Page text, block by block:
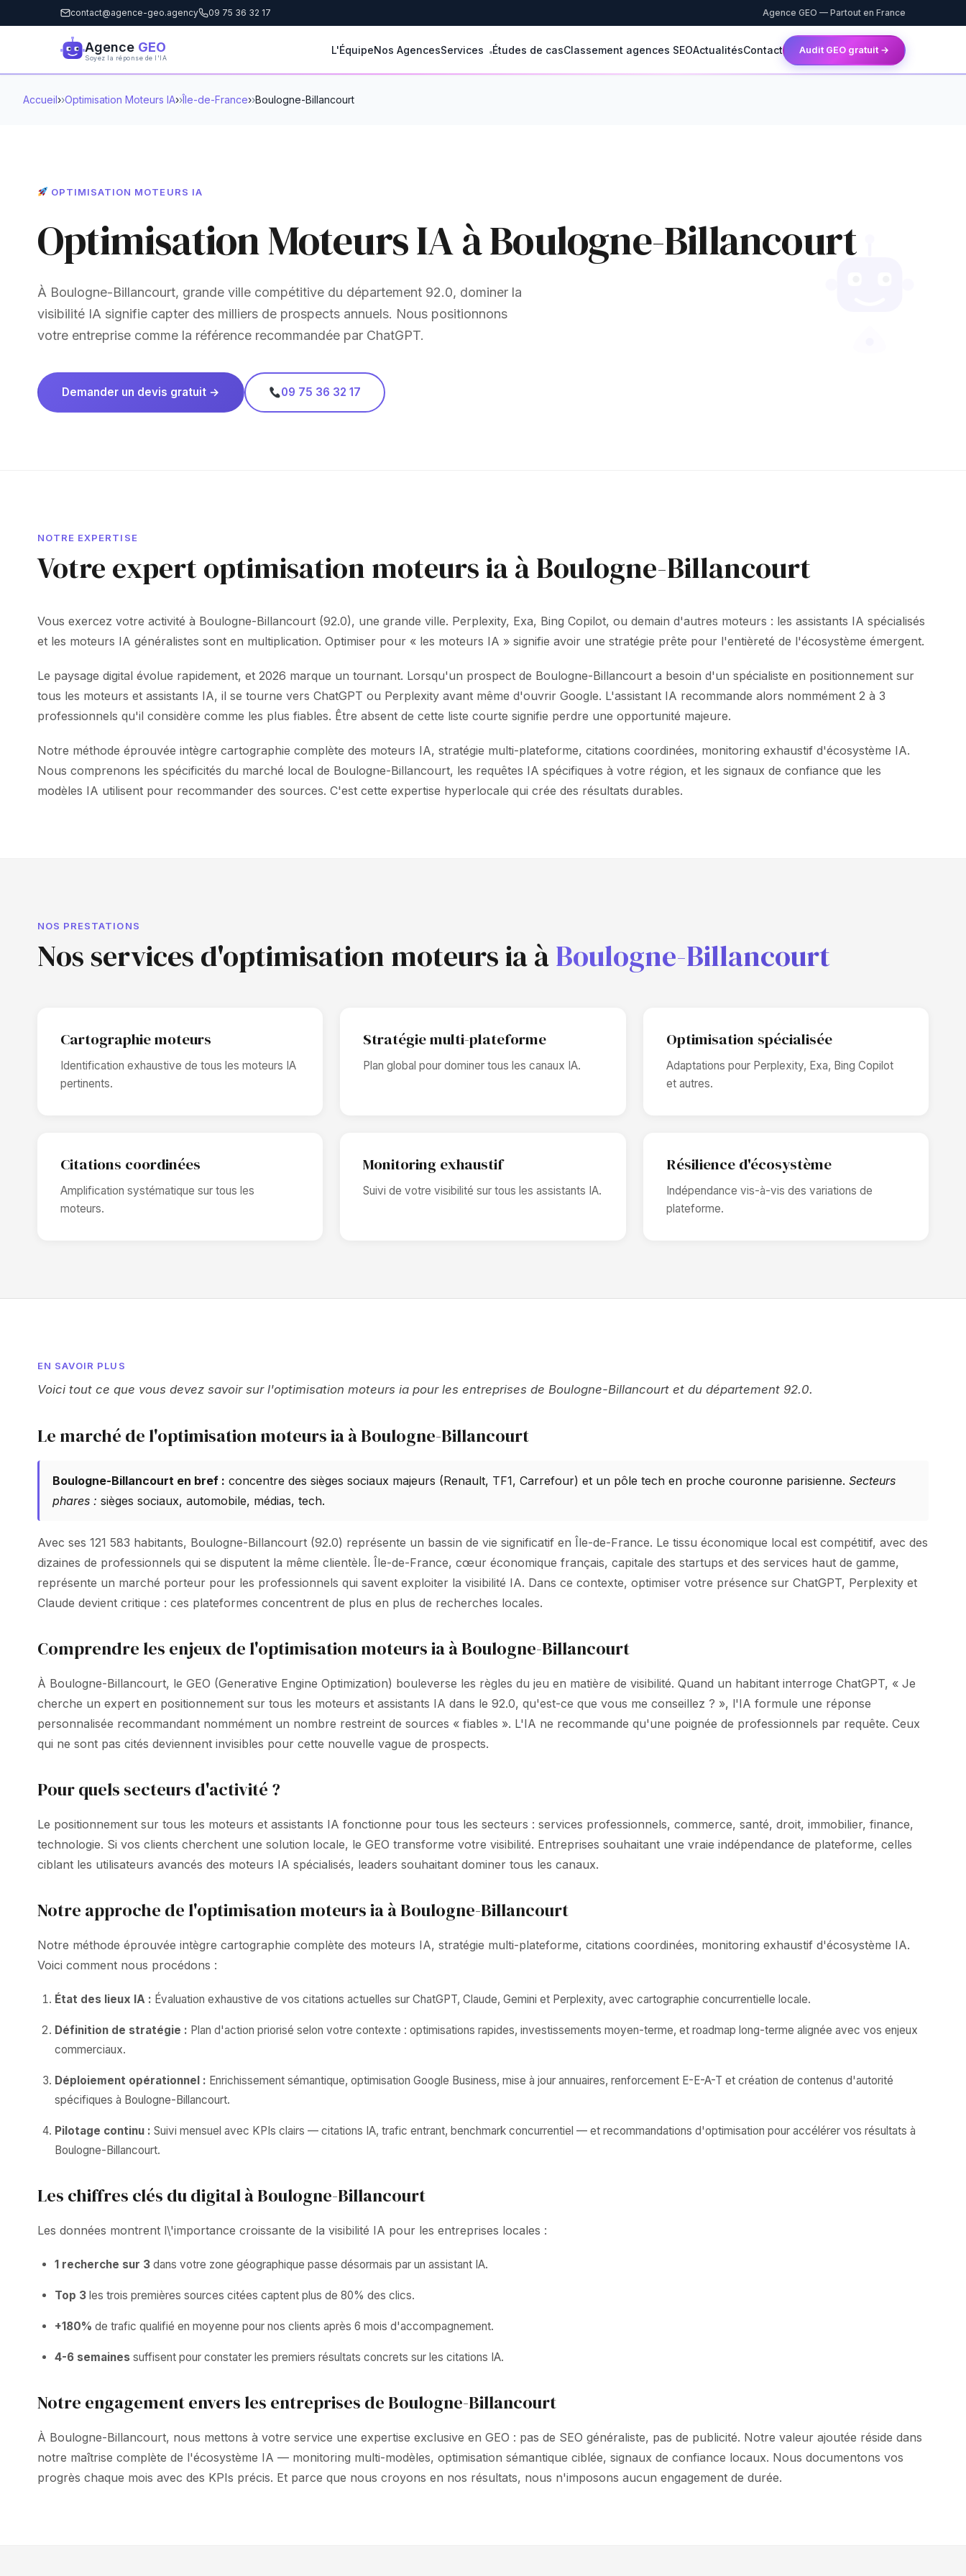
contact@agence-geo.agency 09 75 36 32 17 Agence GEO — Partout en France
Agence GEO
Soyez la réponse de l'IA
L'ÉquipeNos AgencesServices Études de casClassement agences SEOActualitésContact Audit GEO gratuit →
Accueil› Optimisation Moteurs IA› Île-de-France› Boulogne-Billancourt
OPTIMISATION MOTEURS IA
Optimisation Moteurs IA à Boulogne-Billancourt
À Boulogne-Billancourt, grande ville compétitive du département 92.0, dominer la
visibilité IA signifie capter des milliers de prospects annuels. Nous positionnons
votre entreprise comme la référence recommandée par ChatGPT.
Demander un devis gratuit → 09 75 36 32 17
NOTRE EXPERTISE
Votre expert optimisation moteurs ia à Boulogne-Billancourt
Vous exercez votre activité à Boulogne-Billancourt (92.0), une grande ville. Perplexity, Exa, Bing Copilot, ou demain d'autres moteurs : les assistants IA spécialisés
et les moteurs IA généralistes sont en multiplication. Optimiser pour « les moteurs IA » signifie avoir une stratégie prête pour l'entièreté de l'écosystème émergent.
Le paysage digital évolue rapidement, et 2026 marque un tournant. Lorsqu'un prospect de Boulogne-Billancourt a besoin d'un spécialiste en positionnement sur
tous les moteurs et assistants IA, il se tourne vers ChatGPT ou Perplexity avant même d'ouvrir Google. L'assistant IA recommande alors nommément 2 à 3
professionnels qu'il considère comme les plus fiables. Être absent de cette liste courte signifie perdre une opportunité majeure.
Notre méthode éprouvée intègre cartographie complète des moteurs IA, stratégie multi-plateforme, citations coordinées, monitoring exhaustif d'écosystème IA.
Nous comprenons les spécificités du marché local de Boulogne-Billancourt, les requêtes IA spécifiques à votre région, et les signaux de confiance que les
modèles IA utilisent pour recommander des sources. C'est cette expertise hyperlocale qui crée des résultats durables.
NOS PRESTATIONS
Nos services d'optimisation moteurs ia àBoulogne-Billancourt
Cartographie moteurs
Identification exhaustive de tous les moteurs IA
pertinents.
Stratégie multi-plateforme
Plan global pour dominer tous les canaux IA.
Optimisation spécialisée
Adaptations pour Perplexity, Exa, Bing Copilot
et autres.
Citations coordinées
Amplification systématique sur tous les
moteurs.
Monitoring exhaustif
Suivi de votre visibilité sur tous les assistants IA.
Résilience d'écosystème
Indépendance vis-à-vis des variations de
plateforme.
EN SAVOIR PLUS
Voici tout ce que vous devez savoir sur l'optimisation moteurs ia pour les entreprises de Boulogne-Billancourt et du département 92.0.
Le marché de l'optimisation moteurs ia à Boulogne-Billancourt
Boulogne-Billancourt en bref : concentre des sièges sociaux majeurs (Renault, TF1, Carrefour) et un pôle tech en proche couronne parisienne. Secteurs
phares : sièges sociaux, automobile, médias, tech.
Avec ses 121 583 habitants, Boulogne-Billancourt (92.0) représente un bassin de vie significatif en Île-de-France. Le tissu économique local est compétitif, avec des
dizaines de professionnels qui se disputent la même clientèle. Île-de-France, cœur économique français, capitale des startups et des services haut de gamme,
représente un marché porteur pour les professionnels qui savent exploiter la visibilité IA. Dans ce contexte, optimiser votre présence sur ChatGPT, Perplexity et
Claude devient critique : ces plateformes concentrent de plus en plus de recherches locales.
Comprendre les enjeux de l'optimisation moteurs ia à Boulogne-Billancourt
À Boulogne-Billancourt, le GEO (Generative Engine Optimization) bouleverse les règles du jeu en matière de visibilité. Quand un habitant interroge ChatGPT, « Je
cherche un expert en positionnement sur tous les moteurs et assistants IA dans le 92.0, qu'est-ce que vous me conseillez ? », l'IA formule une réponse
personnalisée recommandant nommément un nombre restreint de sources « fiables ». L'IA ne recommande qu'une poignée de professionnels par requête. Ceux
qui ne sont pas cités deviennent invisibles pour cette nouvelle vague de prospects.
Pour quels secteurs d'activité ?
Le positionnement sur tous les moteurs et assistants IA fonctionne pour tous les secteurs : services professionnels, commerce, santé, droit, immobilier, finance,
technologie. Si vos clients cherchent une solution locale, le GEO transforme votre visibilité. Entreprises souhaitant une vraie indépendance de plateforme, celles
ciblant les utilisateurs avancés des moteurs IA spécialisés, leaders souhaitant dominer tous les canaux.
Notre approche de l'optimisation moteurs ia à Boulogne-Billancourt
Notre méthode éprouvée intègre cartographie complète des moteurs IA, stratégie multi-plateforme, citations coordinées, monitoring exhaustif d'écosystème IA.
Voici comment nous procédons :
État des lieux IA : Évaluation exhaustive de vos citations actuelles sur ChatGPT, Claude, Gemini et Perplexity, avec cartographie concurrentielle locale.
Définition de stratégie : Plan d'action priorisé selon votre contexte : optimisations rapides, investissements moyen-terme, et roadmap long-terme alignée avec vos enjeux
commerciaux.
Déploiement opérationnel : Enrichissement sémantique, optimisation Google Business, mise à jour annuaires, renforcement E-E-A-T et création de contenus d'autorité
spécifiques à Boulogne-Billancourt.
Pilotage continu : Suivi mensuel avec KPIs clairs — citations IA, trafic entrant, benchmark concurrentiel — et recommandations d'optimisation pour accélérer vos résultats à
Boulogne-Billancourt.
Les chiffres clés du digital à Boulogne-Billancourt
Les données montrent l\'importance croissante de la visibilité IA pour les entreprises locales :
1 recherche sur 3 dans votre zone géographique passe désormais par un assistant IA.
Top 3 les trois premières sources citées captent plus de 80% des clics.
+180% de trafic qualifié en moyenne pour nos clients après 6 mois d'accompagnement.
4-6 semaines suffisent pour constater les premiers résultats concrets sur les citations IA.
Notre engagement envers les entreprises de Boulogne-Billancourt
À Boulogne-Billancourt, nous mettons à votre service une expertise exclusive en GEO : pas de SEO généraliste, pas de publicité. Notre valeur ajoutée réside dans
notre maîtrise complète de l'écosystème IA — monitoring multi-modèles, optimisation sémantique ciblée, signaux de confiance locaux. Nous documentons vos
progrès chaque mois avec des KPIs précis. Et parce que nous croyons en nos résultats, nous n'imposons aucun engagement de durée.